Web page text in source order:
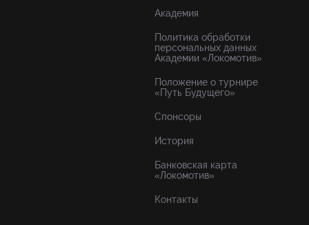
Академия
Политика обработки
персональных данных
Академии «Локомотив»
Положение о турнире
«Путь Будущего»
Спонсоры
История
Банковская карта
«Локомотив»
Контакты